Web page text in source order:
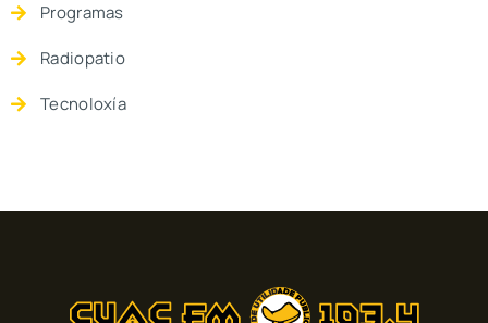
Programas
Radiopatio
Tecnoloxía